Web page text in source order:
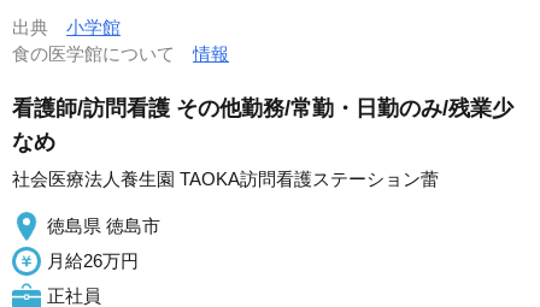
出典 小学館
食の医学館について情報
看護師/訪問看護 その他勤務/常勤・日勤のみ/残業少
なめ
社会医療法人養生園 TAOKA訪問看護ステーション蕾
徳島県 徳島市
月給26万円
正社員